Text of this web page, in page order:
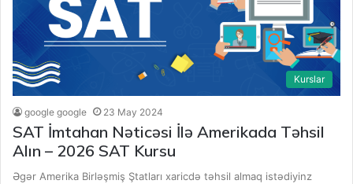
Kurslar
google google 23 May 2024
SAT İmtahan Nəticəsi İlə Amerikada Təhsil
Alın – 2026 SAT Kursu
Əgər Amerika Birləşmiş Ştatları xaricdə təhsil almaq istədiyinz